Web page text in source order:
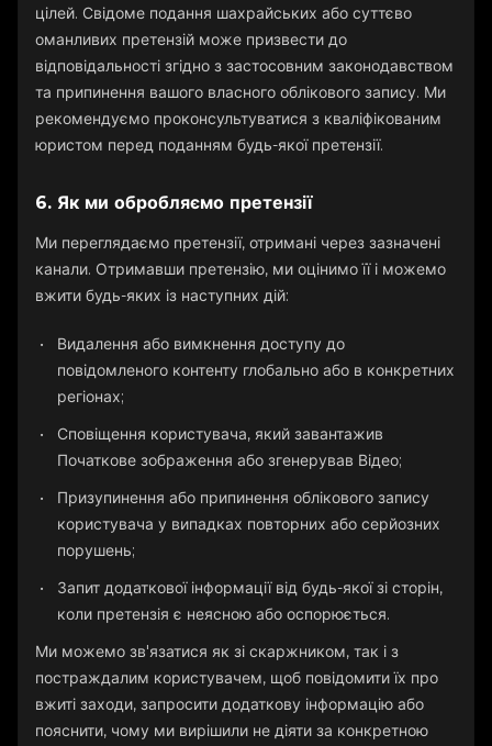
цілей. Свідоме подання шахрайських або суттєво
оманливих претензій може призвести до
відповідальності згідно з застосовним законодавством
та припинення вашого власного облікового запису. Ми
рекомендуємо проконсультуватися з кваліфікованим
юристом перед поданням будь-якої претензії.
6. Як ми обробляємо претензії
Ми переглядаємо претензії, отримані через зазначені
канали. Отримавши претензію, ми оцінимо її і можемо
вжити будь-яких із наступних дій:
Видалення або вимкнення доступу до
повідомленого контенту глобально або в конкретних
регіонах;
Сповіщення користувача, який завантажив
Початкове зображення або згенерував Відео;
Призупинення або припинення облікового запису
користувача у випадках повторних або серйозних
порушень;
Запит додаткової інформації від будь-якої зі сторін,
коли претензія є неясною або оспорюється.
Ми можемо зв'язатися як зі скаржником, так і з
постраждалим користувачем, щоб повідомити їх про
вжиті заходи, запросити додаткову інформацію або
пояснити, чому ми вирішили не діяти за конкретною